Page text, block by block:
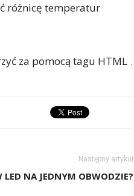
różnicę temperatur
za pomocą tagu HTML .
Następny artykuł
LED NA JEDNYM OBWODZIE?